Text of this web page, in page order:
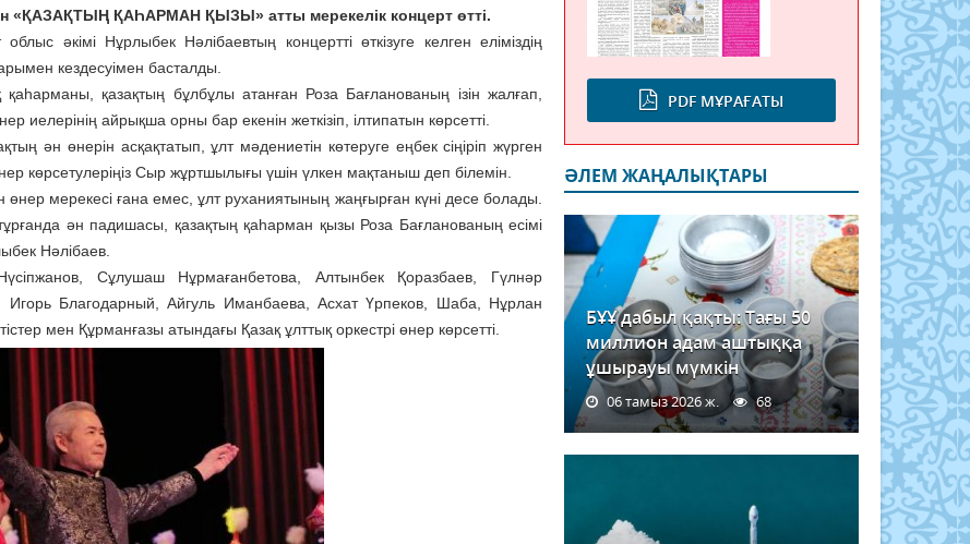
«ҚАЗАҚТЫҢ ҚАҺАРМАН ҚЫЗЫ» атты мерекелік концерт өтті.
әкімі Нұрлыбек Нәлібаевтың концертті өткізуге келген еліміздің
кездесуімен басталды.
қазақтың бұлбұлы атанған Роза Бағланованың ізін жалғап,
иелерінің айрықша орны бар екенін жеткізіп, ілтипатын көрсетті.
ән өнерін асқақтатып, ұлт мәдениетін көтеруге еңбек сіңіріп жүрген
көрсетулеріңіз Сыр жұртшылығы үшін үлкен мақтаныш деп білемін.
өнер мерекесі ғана емес, ұлт руханиятының жаңғырған күні десе болады.
ән падишасы, қазақтың қаһарман қызы Роза Бағланованың есімі
Нәлібаев.
Сұлушаш Нұрмағанбетова, Алтынбек Қоразбаев, Гүлнәр
Благодарный, Айгуль Иманбаева, Асхат Үрпеков, Шаба, Нұрлан
мен Құрманғазы атындағы Қазақ ұлттық оркестрі өнер көрсетті.
PDF МҰРАҒАТЫ
ӘЛЕМ ЖАҢАЛЫҚТАРЫ
БҰҰ дабыл қақты: Тағы 50
миллион адам аштыққа
ұшырауы мүмкін
06 тамыз 2026 ж. 68